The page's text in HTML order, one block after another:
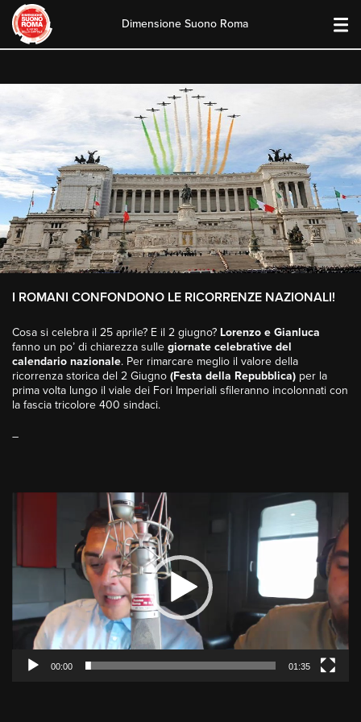
content
Dimensione Suono Roma
I ROMANI CONFONDONO LE RICORRENZE NAZIONALI!
Cosa si celebra il 25 aprile? E il 2 giugno? Lorenzo e Gianluca
fanno un po’ di chiarezza sulle giornate celebrative del
calendario nazionale. Per rimarcare meglio il valore della
ricorrenza storica del 2 Giugno (Festa della Repubblica) per la
prima volta lungo il viale dei Fori Imperiali sfileranno incolonnati con
la fascia tricolore 400 sindaci.
–
00:00 01:35